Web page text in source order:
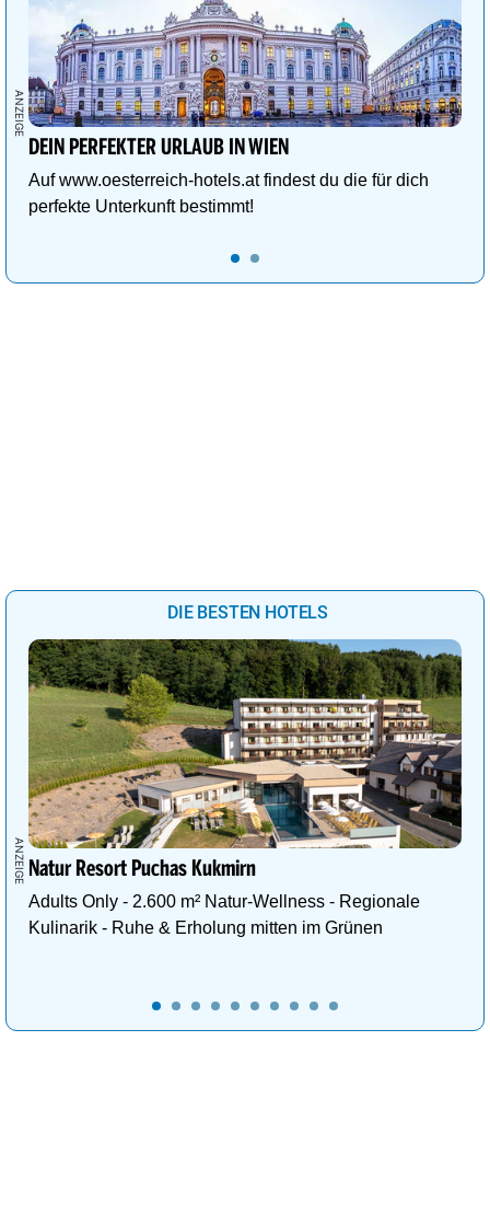
DEIN PERFEKTER URLAUB IN WIEN
Auf www.oesterreich-hotels.at findest du die für dich
perfekte Unterkunft bestimmt!
DIE BESTEN HOTELS
Natur Resort Puchas Kukmirn
Adults Only - 2.600 m² Natur-Wellness - Regionale
Kulinarik - Ruhe & Erholung mitten im Grünen